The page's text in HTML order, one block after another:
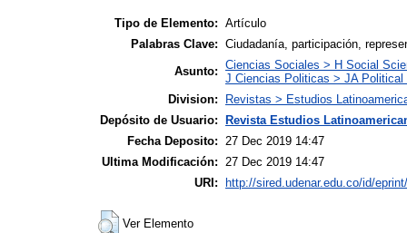
Tipo de Elemento: Artículo
Palabras Clave: Ciudadanía, participación,
Asunto: Ciencias Sociales > H Social
J Ciencias Politicas > JA Political
Division:
Revistas > Estudios
Depósito de Usuario: Revista Estudios
Fecha Deposito:
27 Dec 2019 14:47
Ultima Modificación:
27 Dec 2019 14:47
URI: http://sired.udenar.edu.co/id/
Ver Elemento